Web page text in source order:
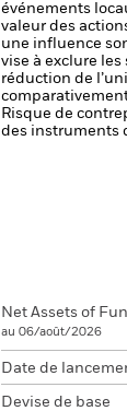
événements
valeur des
une influence
vise à exclure
réduction de
Risque de
des instruments
Net Assets of
au 06/août/2026
Date de
Devise de base